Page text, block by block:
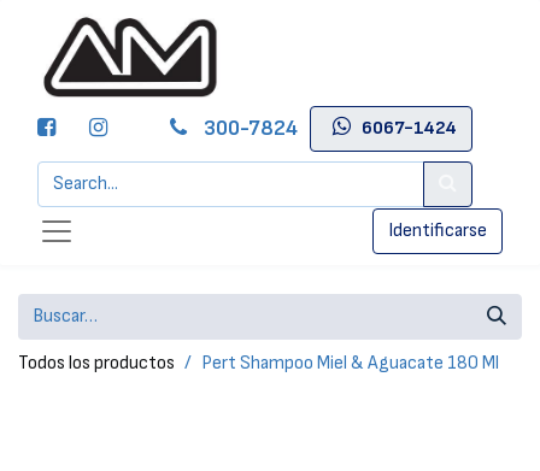
300-7824 6067-1424
Identificarse
Todos los productos Pert Shampoo Miel & Aguacate 180 Ml